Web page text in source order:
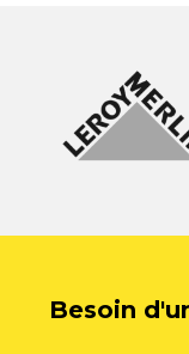
Besoin